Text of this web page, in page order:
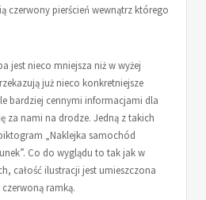
czerwony pierścień wewnątrz którego
jest nieco mniejsza niż w wyżej
już nieco konkretniejsze
bardziej cennymi informacjami dla
za nami na drodze. Jedną z takich
„Naklejka samochód
Co do wyglądu to tak jak w
całość ilustracji jest umieszczona
ramką.